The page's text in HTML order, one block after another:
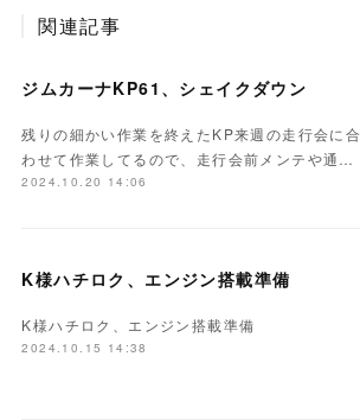
関連記事
ジムカーナKP61、シェイクダウン
残りの細かい作業を終えたKP来週の走行会に合
わせて作業してるので、走行会前メンテや通…
2024.10.20 14:06
K様ハチロク、エンジン搭載準備
K様ハチロク、エンジン搭載準備
2024.10.15 14:38